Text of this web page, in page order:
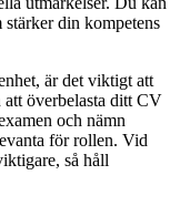
din kompetens
är det viktigt att
överbelasta ditt CV
och nämn
för rollen. Vid
så håll